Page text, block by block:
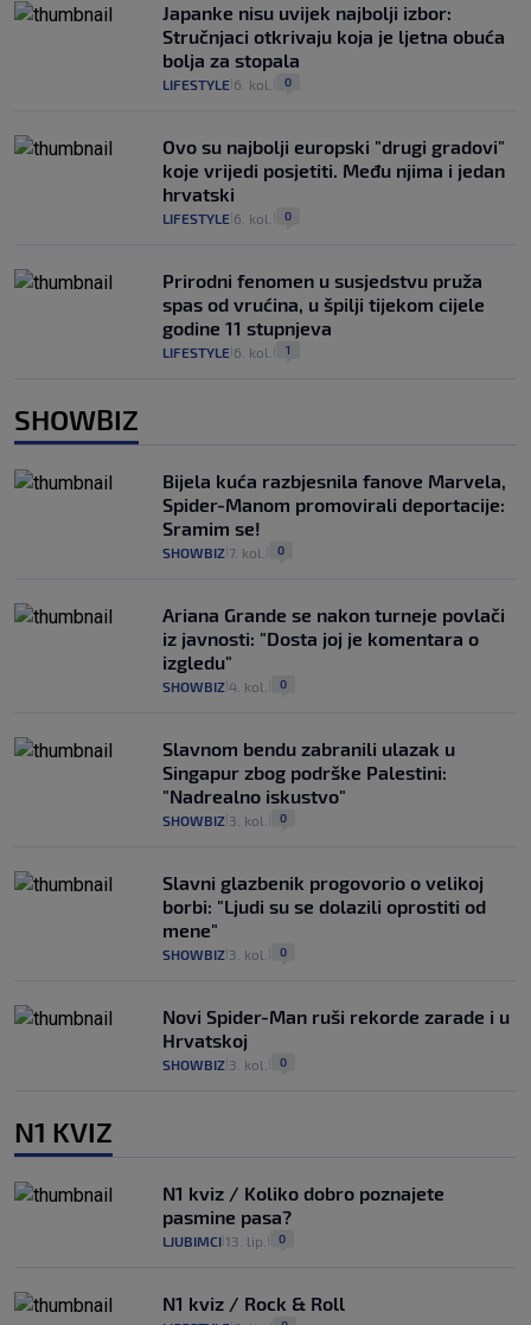
Japanke nisu uvijek najbolji izbor:
Stručnjaci otkrivaju koja je ljetna obuća
bolja za stopala
LIFESTYLE 6. kol. 0
Ovo su najbolji europski "drugi gradovi"
koje vrijedi posjetiti. Među njima i jedan
hrvatski
LIFESTYLE 6. kol. 0
Prirodni fenomen u susjedstvu pruža
spas od vrućina, u špilji tijekom cijele
godine 11 stupnjeva
LIFESTYLE 6. kol. 1
SHOWBIZ
Bijela kuća razbjesnila fanove Marvela,
Spider-Manom promovirali deportacije:
Sramim se!
SHOWBIZ 7. kol. 0
Ariana Grande se nakon turneje povlači
iz javnosti: "Dosta joj je komentara o
izgledu"
SHOWBIZ 4. kol. 0
Slavnom bendu zabranili ulazak u
Singapur zbog podrške Palestini:
"Nadrealno iskustvo"
SHOWBIZ 3. kol. 0
Slavni glazbenik progovorio o velikoj
borbi: "Ljudi su se dolazili oprostiti od
mene"
SHOWBIZ 3. kol. 0
Novi Spider-Man ruši rekorde zarade i u
Hrvatskoj
SHOWBIZ 3. kol. 0
N1 KVIZ
N1 kviz / Koliko dobro poznajete
pasmine pasa?
LJUBIMCI 13. lip. 0
N1 kviz / Rock & Roll